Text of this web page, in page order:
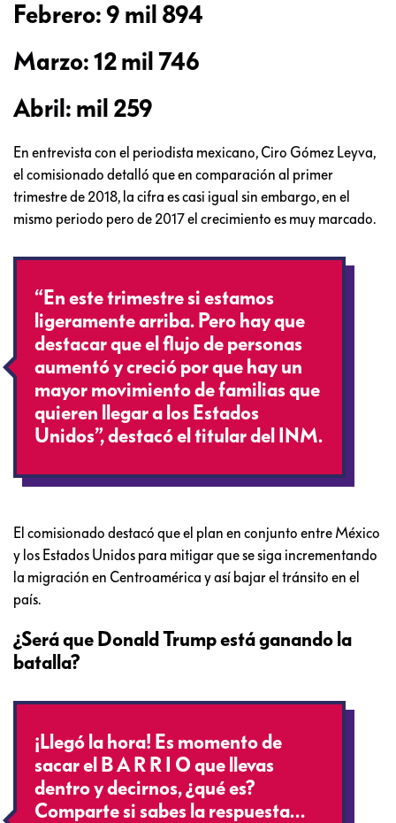
Febrero: 9 mil 894
Marzo: 12 mil 746
Abril: mil 259
En entrevista con el periodista mexicano, Ciro Gómez Leyva,
el comisionado detalló que en comparación al primer
trimestre de 2018, la cifra es casi igual sin embargo, en el
mismo periodo pero de 2017 el crecimiento es muy marcado.
“En este trimestre si estamos
ligeramente arriba. Pero hay que
destacar que el flujo de personas
aumentó y creció por que hay un
mayor movimiento de familias que
quieren llegar a los Estados
Unidos”, destacó el titular del INM.
El comisionado destacó que el plan en conjunto entre México
y los Estados Unidos para mitigar que se siga incrementando
la migración en Centroamérica y así bajar el tránsito en el
país.
¿Será que Donald Trump está ganando la
batalla?
¡Llegó la hora! Es momento de
sacar el B A R R I O que llevas
dentro y decirnos, ¿qué es?
Comparte si sabes la respuesta…